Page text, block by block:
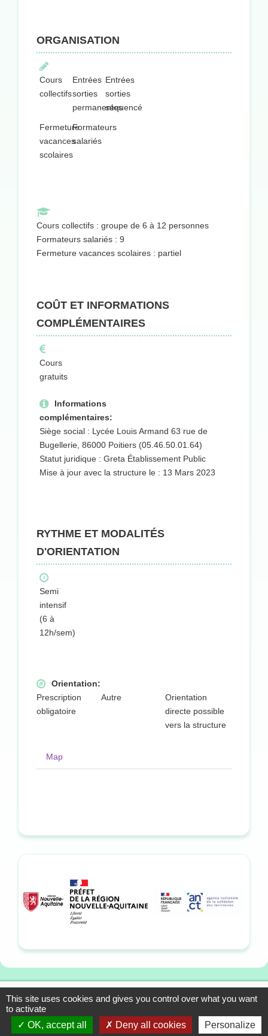
ORGANISATION
Cours
collectifs
Entrées
sorties
permanentes
Entrées
sorties
séquencées
Fermeture
vacances
scolaires
Formateurs
salariés
Cours collectifs : groupe de 6 à 12 personnes
Formateurs salariés : 9
Fermeture vacances scolaires : partiel
COÛT ET INFORMATIONS
COMPLÉMENTAIRES
Cours
gratuits
Informations
complémentaires:
Siège social : Lycée Louis Armand 63 rue de
Bugellerie, 86000 Poitiers (05.46.50.01.64)
Statut juridique : Greta Établissement Public
Mise à jour avec la structure le : 13 Mars 2023
RYTHME ET MODALITÉS
D'ORIENTATION
Semi
intensif
(6 à
12h/sem)
Orientation:
Prescription
obligatoire
Autre
Orientation
directe possible
vers la structure
Map
13-15 allée du Colonel
Fabien, 33310 Lormont
Tél. : 05 57 01 56 90
Mentions légales
Plan du site
Contact
This site uses cookies and gives you control over what you want
to activate
OK, accept all
Deny all cookies Personalize